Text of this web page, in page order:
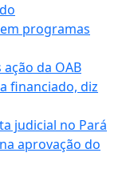
programas
da OAB
financiado, diz
judicial no Pará
aprovação do